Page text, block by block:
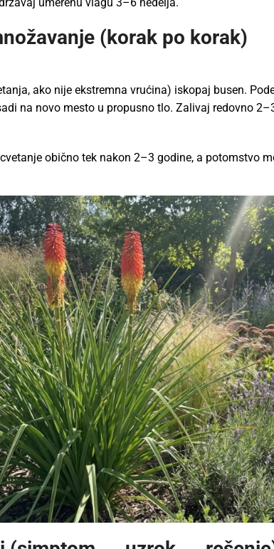
(korak po korak)
ako nije ekstremna vrućina) iskopaj busen.
na novo mesto u propusno tlo. Zalivaj redovno
obično tek nakon 2–3 godine, a potomstvo